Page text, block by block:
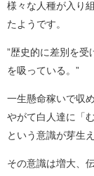
様々な人種が入り
たようです。
”歴史的に差別を受
を吸っている。”
一生懸命稼いで収
やがて白人達に「
という意識が芽生
その意識は増大、